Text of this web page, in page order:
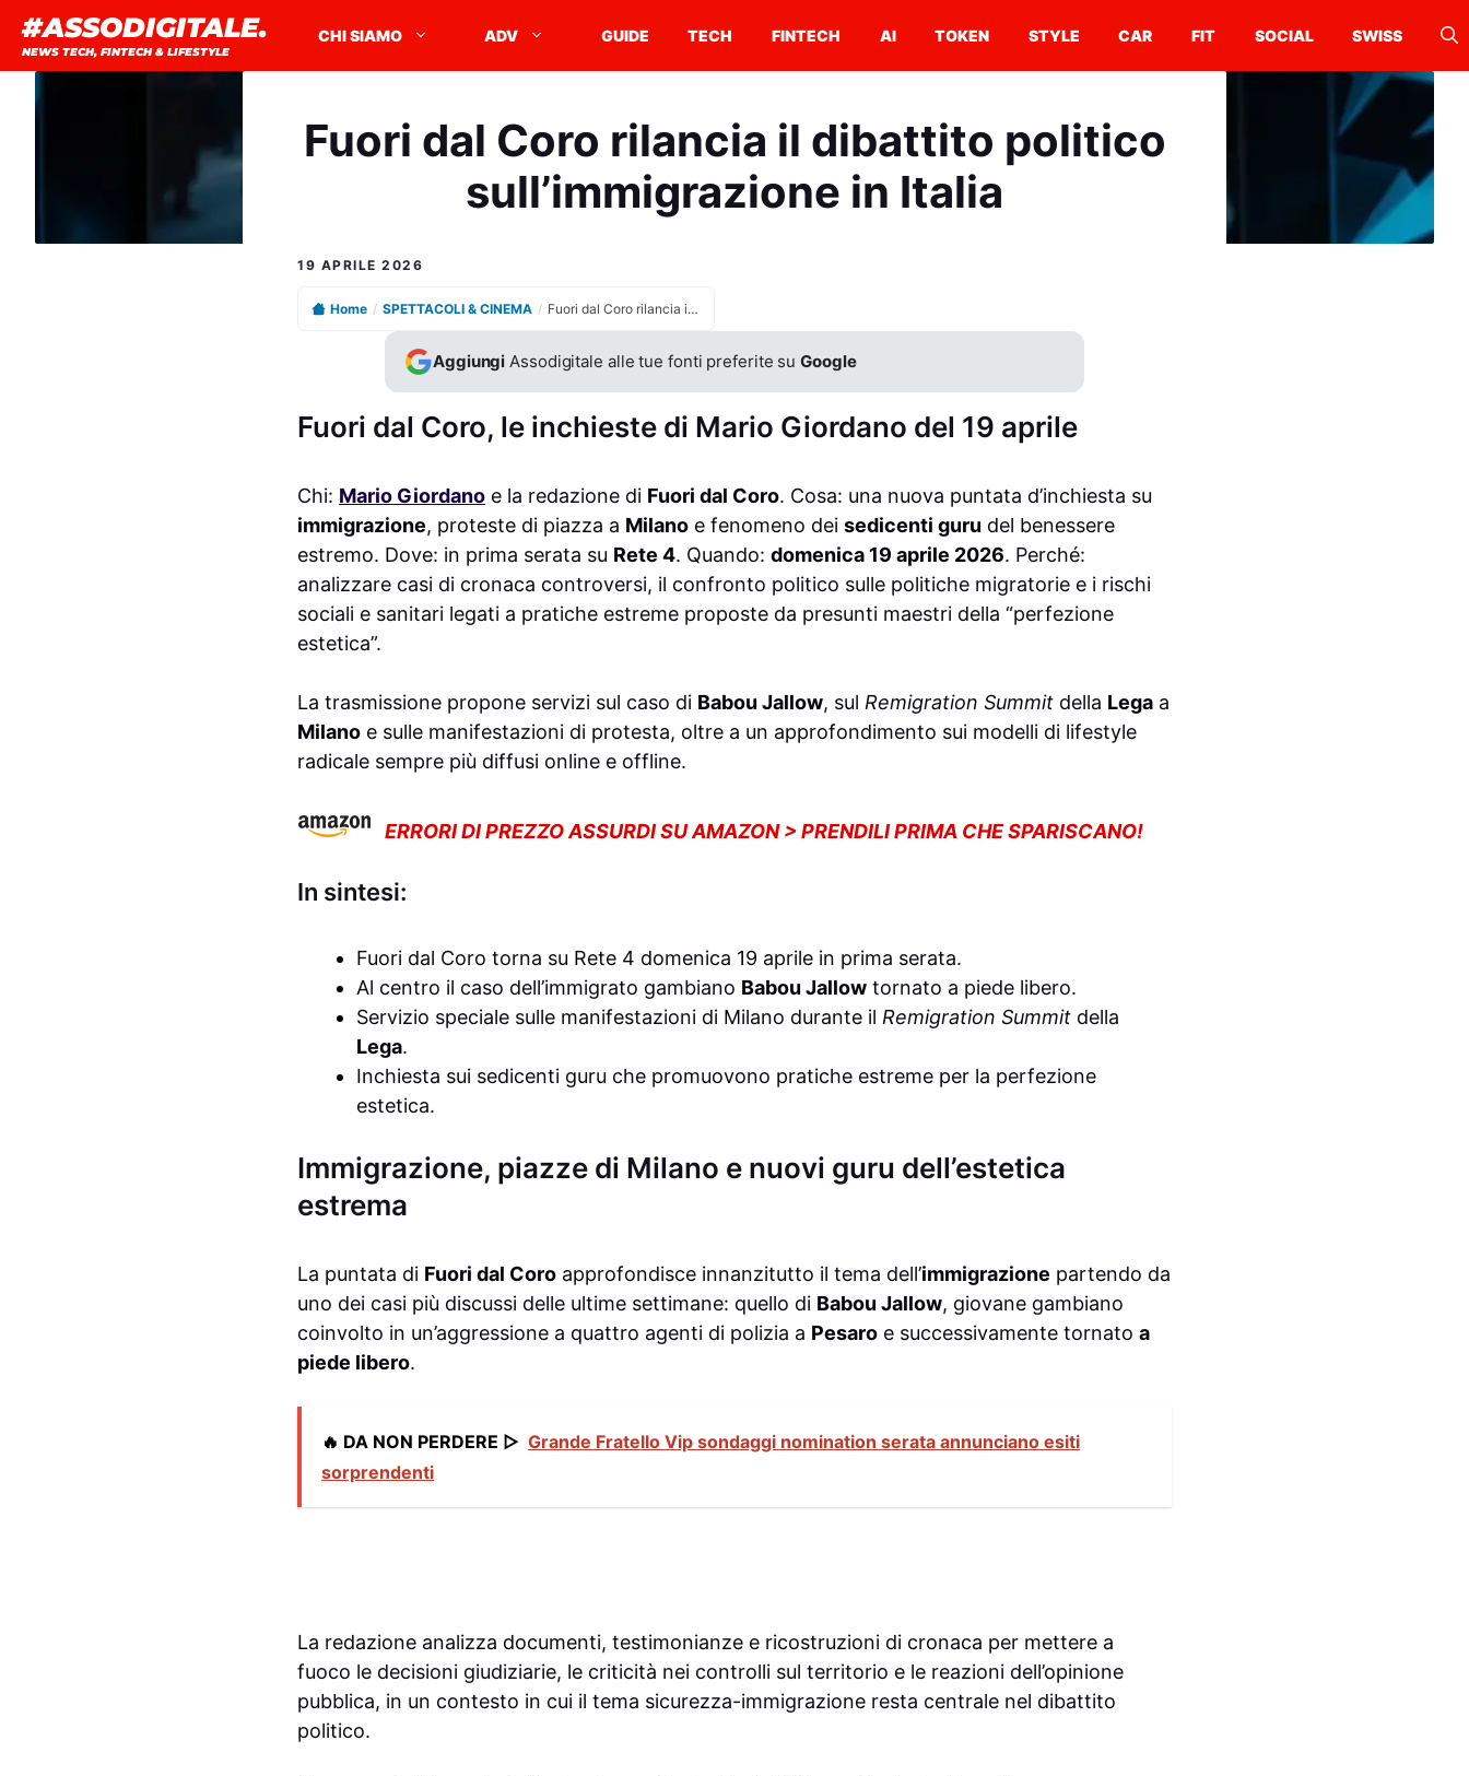
contenuto
#ASSODIGITALE.
NEWS TECH, FINTECH & LIFESTYLE
CHI SIAMO ADV GUIDE TECH FINTECH AI TOKEN STYLE CAR FIT SOCIAL SWISS
Fuori dal Coro rilancia il dibattito politico
sull’immigrazione in Italia
19 APRILE 2026
Home / SPETTACOLI & CINEMA / Fuori dal Coro rilancia il dibattito politico sull’immigrazione in Italia
Aggiungi Assodigitale alle tue fonti preferite suGoogle
Fuori dal Coro, le inchieste di Mario Giordano del 19 aprile
Chi: Mario Giordano e la redazione di Fuori dal Coro. Cosa: una nuova puntata d’inchiesta su
immigrazione, proteste di piazza a Milano e fenomeno dei sedicenti guru del benessere
estremo. Dove: in prima serata su Rete 4. Quando: domenica 19 aprile 2026. Perché:
analizzare casi di cronaca controversi, il confronto politico sulle politiche migratorie e i rischi
sociali e sanitari legati a pratiche estreme proposte da presunti maestri della “perfezione
estetica”.
La trasmissione propone servizi sul caso di Babou Jallow, sul Remigration Summit della Lega a
Milano e sulle manifestazioni di protesta, oltre a un approfondimento sui modelli di lifestyle
radicale sempre più diffusi online e offline.
ERRORI DI PREZZO ASSURDI SU AMAZON > PRENDILI PRIMA CHE SPARISCANO!
In sintesi:
Fuori dal Coro torna su Rete 4 domenica 19 aprile in prima serata.
Al centro il caso dell’immigrato gambiano Babou Jallow tornato a piede libero.
Servizio speciale sulle manifestazioni di Milano durante il Remigration Summit della
Lega.
Inchiesta sui sedicenti guru che promuovono pratiche estreme per la perfezione
estetica.
Immigrazione, piazze di Milano e nuovi guru dell’estetica
estrema
La puntata di Fuori dal Coro approfondisce innanzitutto il tema dell’immigrazione partendo da
uno dei casi più discussi delle ultime settimane: quello di Babou Jallow, giovane gambiano
coinvolto in un’aggressione a quattro agenti di polizia a Pesaro e successivamente tornato a
piede libero.
🔥 DA NON PERDERE ▷ Grande Fratello Vip sondaggi nomination serata annunciano esiti
sorprendenti
La redazione analizza documenti, testimonianze e ricostruzioni di cronaca per mettere a
fuoco le decisioni giudiziarie, le criticità nei controlli sul territorio e le reazioni dell’opinione
pubblica, in un contesto in cui il tema sicurezza-immigrazione resta centrale nel dibattito
politico.